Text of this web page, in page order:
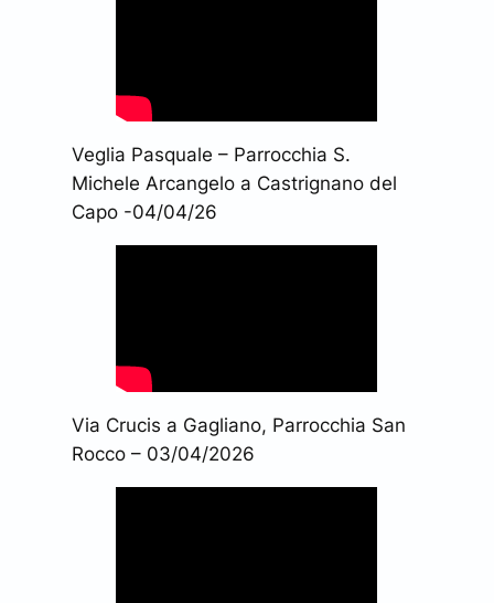
Veglia Pasquale – Parrocchia S.
Michele Arcangelo a Castrignano del
Capo -04/04/26
Via Crucis a Gagliano, Parrocchia San
Rocco – 03/04/2026